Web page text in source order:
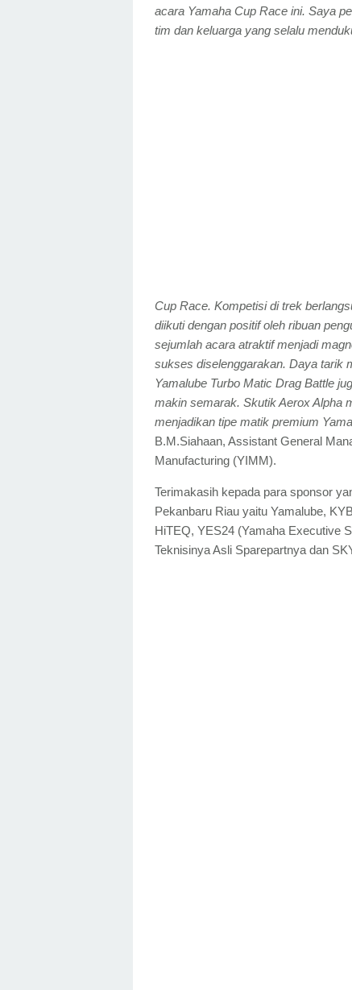
acara Yamaha Cup Race ini. Saya
tim dan keluarga yang selalu
Cup Race. Kompetisi di trek
diikuti dengan positif oleh ribuan
sejumlah acara atraktif menjadi
sukses diselenggarakan. Daya tarik
Yamalube Turbo Matic Drag Battle
makin semarak. Skutik Aerox Alpha
menjadikan tipe matik premium
B.M.Siahaan, Assistant General
Manufacturing (YIMM).
Terimakasih kepada para sponsor
Pekanbaru Riau yaitu Yamalube,
HiTEQ, YES24 (Yamaha Executive
Teknisinya Asli Sparepartnya dan